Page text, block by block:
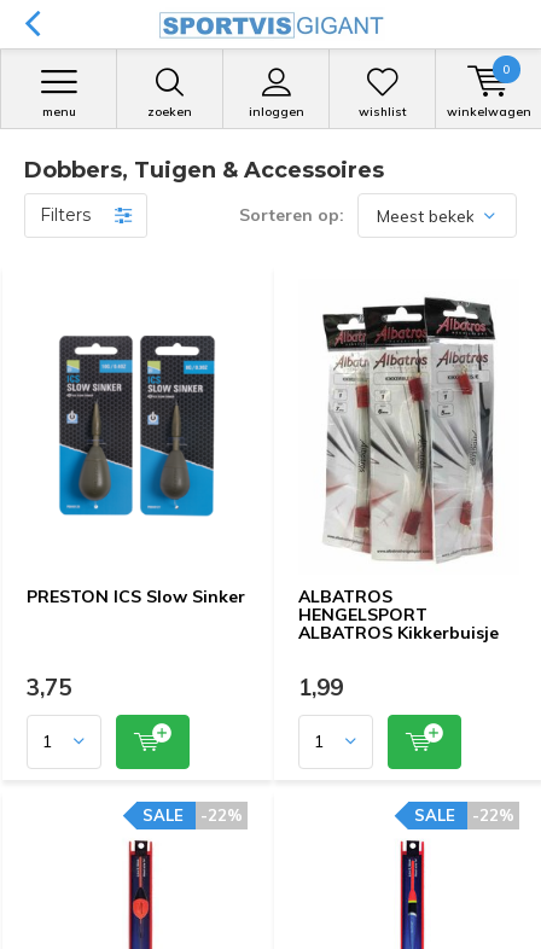
zoeken inloggen
menu wishlist winkelwagen
0
Dobbers, Tuigen & Accessoires
Filters Sorteren op:
PRESTON ICS Slow Sinker
3,75
ALBATROS
HENGELSPORT
ALBATROS Kikkerbuisje
1,99
-22%
SALE -22%
SALE